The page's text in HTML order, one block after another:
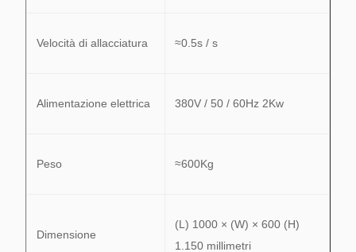
Velocità di allacciatura ≈0.5s / s
Alimentazione elettrica 380V / 50 / 60Hz 2Kw
Peso ≈600Kg
Dimensione
(L) 1000 × (W) × 600 (H)
1.150 millimetri